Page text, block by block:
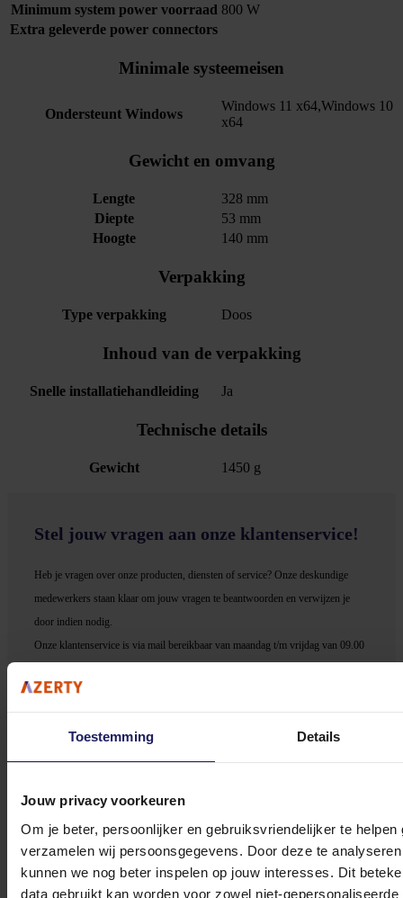
Toestemming Details
Jouw privacy voorkeuren
Om je beter, persoonlijker en gebruiksvriendelijker te
verzamelen wij persoonsgegevens. Door deze te
kunnen we nog beter inspelen op jouw interesses. Dit
data gebruikt kan worden voor zowel niet-
Minimum system power voorraad 800 W
Extra geleverde power connectors
Minimale systeemeisen
Ondersteunt Windows
Windows 11 x64,Windows 10
x64
Gewicht en omvang
Lengte
328 mm
Diepte
53 mm
Hoogte
140 mm
Verpakking
Type verpakking Doos
Inhoud van de verpakking
Snelle installatiehandleiding Ja
Technische details
Gewicht 1450 g
Stel jouw vragen aan onze klantenservice!
Heb je vragen over onze producten, diensten of service? Onze deskundige
medewerkers staan klaar om jouw vragen te beantwoorden en verwijzen je
door indien nodig.
Onze klantenservice is via mail bereikbaar van maandag t/m vrijdag van 09.00
Bekijk onze veelgestelde vragen